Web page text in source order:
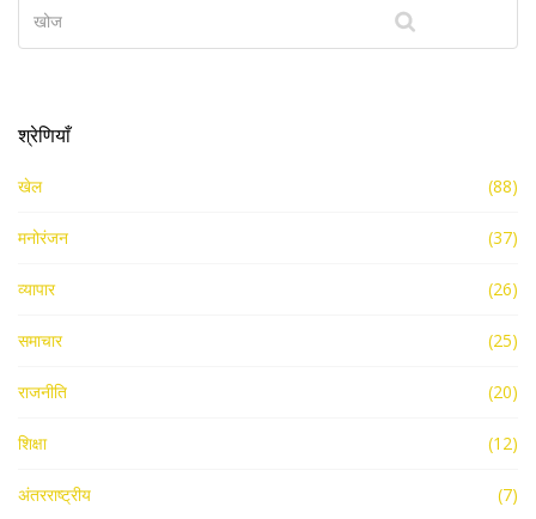
श्रेणियाँ
खेल (88)
मनोरंजन (37)
व्यापार (26)
समाचार (25)
राजनीति (20)
शिक्षा (12)
अंतरराष्ट्रीय (7)